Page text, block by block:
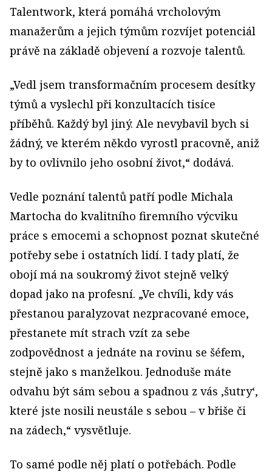
Talentwork, která pomáhá vrcholovým
manažerům a jejich týmům rozvíjet potenciál
právě na základě objevení a rozvoje talentů.
„Vedl jsem transformačním procesem desítky
týmů a vyslechl při konzultacích tisíce
příběhů. Každý byl jiný. Ale nevybavil bych si
žádný, ve kterém někdo vyrostl pracovně, aniž
by to ovlivnilo jeho osobní život,“ dodává.
Vedle poznání talentů patří podle Michala
Martocha do kvalitního firemního výcviku
práce s emocemi a schopnost poznat skutečné
potřeby sebe i ostatních lidí. I tady platí, že
obojí má na soukromý život stejně velký
dopad jako na profesní. „Ve chvíli, kdy vás
přestanou paralyzovat nezpracované emoce,
přestanete mít strach vzít za sebe
zodpovědnost a jednáte na rovinu se šéfem,
stejně jako s manželkou. Jednoduše máte
odvahu být sám sebou a spadnou z vás ‚šutry‘,
které jste nosili neustále s sebou – v břiše či
na zádech,“ vysvětluje.
To samé podle něj platí o potřebách. Podle